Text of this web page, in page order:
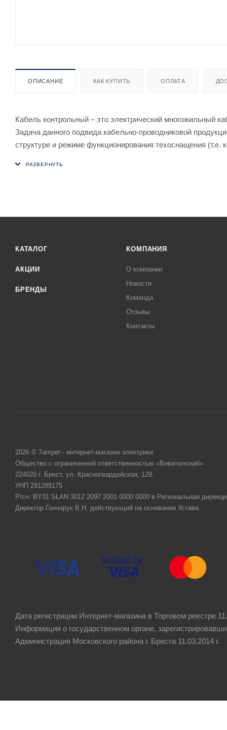
ОПИСАНИЕ КАК КУПИТЬ ОПЛАТА
Кабель контрольный – это электрический многожильный
Задача данного подвида кабельно-проводниковой
структуре и режиме функционирования техоснащения (т.е.
КАТАЛОГ
АКЦИИ
БРЕНДЫ
КОМПАНИЯ
О компании
Новости
Команда
Отзывы
Контакты
2026 © 7amper - интернет-магазин электрики
Общество с ограниченной ответственностью «Вивателснаб»
224020 г. Брест, ул. Красногвардейская, 129.
УНП 291289175
Р/сч: BY31 SLAN 3012 2097 2001 0000 0000 в Региональная
Директор Гончарук В.Н. действующий на основании Устава
Дата регистрации Интернет-магазина в Торговом реестре
Информация о государственном органе,
Администрация Московского района г. Бреста 11.03.2014 г.